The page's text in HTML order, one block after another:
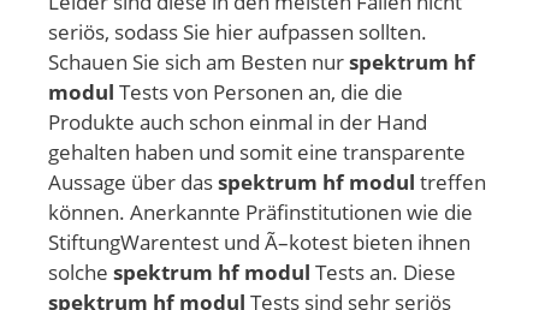
seriös, sodass Sie hier aufpassen sollten.
Schauen Sie sich am Besten nurspektrum hf
modul Tests von Personen an, die die
Produkte auch schon einmal in der Hand
gehalten haben und somit eine transparente
Aussage über dasspektrum hf modul treffen
können. Anerkannte Präfinstitutionen wie die
StiftungWarentest und Ã–kotest bieten ihnen
solche spektrum hf modul Tests an. Diese
spektrum hf modul Tests sind sehr seriös